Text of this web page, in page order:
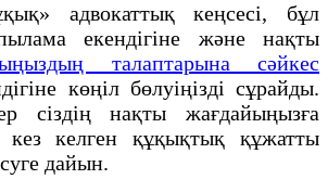
адвокаттық кеңсесі, бұл
екендігіне және нақты
талаптарына сәйкес
көңіл бөлуіңізді сұрайды.
сіздің нақты жағдайыңызға
кез келген құқықтық құжатты
дайын.